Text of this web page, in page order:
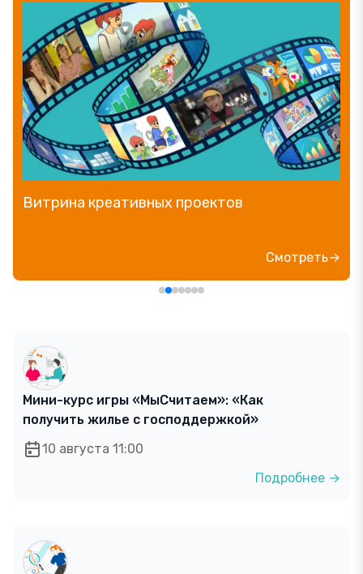
Витрина креативных проектов
Смотреть→
Мини-курс игры «МыСчитаем»: «Как
получить жилье с господдержкой»
10 августа 11:00
Подробнее →